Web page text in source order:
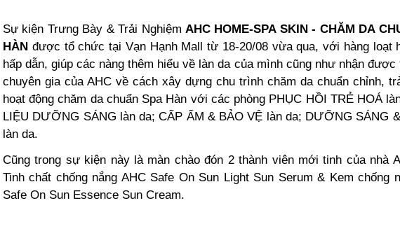
Sự kiện Trưng Bày & Trải Nghiệm AHC HOME-SPA SKIN - CHĂM DA
HÀN được tổ chức tại Vạn Hạnh Mall từ 18-20/08 vừa qua, với hàng loạt
hấp dẫn, giúp các nàng thêm hiểu về làn da của mình cũng như nhận
chuyên gia của AHC về cách xây dựng chu trình chăm da chuẩn chỉnh,
hoạt động chăm da chuẩn Spa Hàn với các phòng PHỤC HỒI TRẺ HOÁ
LIỆU DƯỠNG SÁNG làn da; CẤP ẨM & BẢO VỆ làn da; DƯỠNG SÁNG
làn da.
Cũng trong sự kiện này là màn chào đón 2 thành viên mới tinh của nhà
Tinh chất chống nắng AHC Safe On Sun Light Sun Serum & Kem chống
Safe On Sun Essence Sun Cream.